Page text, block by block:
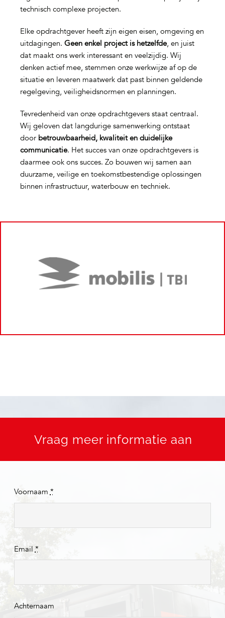
technisch complexe projecten.
Elke opdrachtgever heeft zijn eigen eisen, omgeving en
uitdagingen. Geen enkel project is hetzelfde, en juist
dat maakt ons werk interessant en veelzijdig. Wij
denken actief mee, stemmen onze werkwijze af op de
situatie en leveren maatwerk dat past binnen geldende
regelgeving, veiligheidsnormen en planningen.
Tevredenheid van onze opdrachtgevers staat centraal.
Wij geloven dat langdurige samenwerking ontstaat
door betrouwbaarheid, kwaliteit en duidelijke
communicatie. Het succes van onze opdrachtgevers is
daarmee ook ons succes. Zo bouwen wij samen aan
duurzame, veilige en toekomstbestendige oplossingen
binnen infrastructuur, waterbouw en techniek.
Vraag meer informatie aan
Voornaam *
Email *
Achternaam